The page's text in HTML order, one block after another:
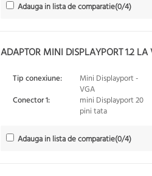
Adauga in lista de comparatie(0/4)
ADAPTOR MINI DISPLAYPORT 1.2
Tip conexiune:
Mini Displayport -
VGA
Conector 1:
mini Displayport 20
pini tata
Adauga in lista de comparatie(0/4)